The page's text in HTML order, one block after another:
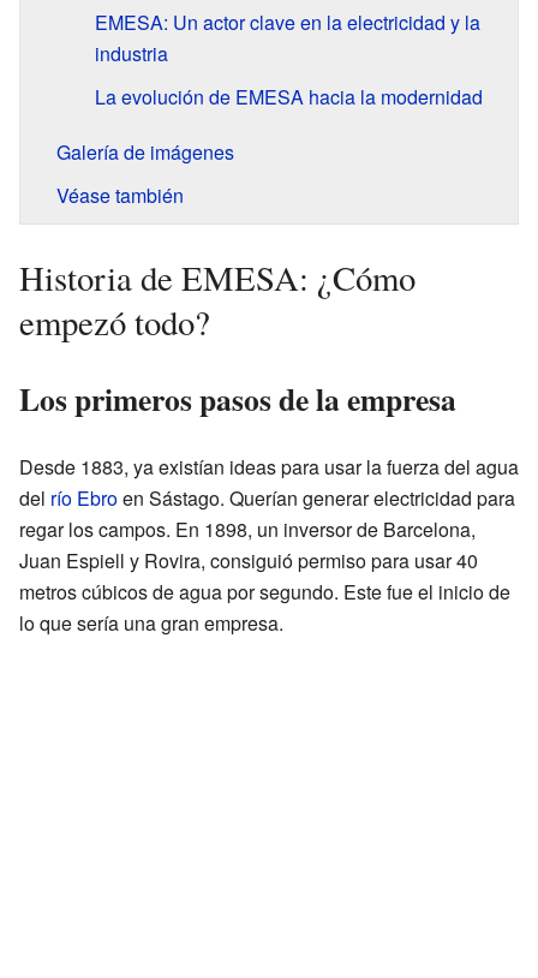
EMESA: Un actor clave en la electricidad y la
industria
La evolución de EMESA hacia la modernidad
Galería de imágenes
Véase también
Historia de EMESA: ¿Cómo
empezó todo?
Los primeros pasos de la empresa
Desde 1883, ya existían ideas para usar la fuerza del agua
del río Ebroen Sástago. Querían generar electricidad para
regar los campos. En 1898, un inversor de Barcelona,
Juan Espiell y Rovira, consiguió permiso para usar 40
metros cúbicos de agua por segundo. Este fue el inicio de
lo que sería una gran empresa.